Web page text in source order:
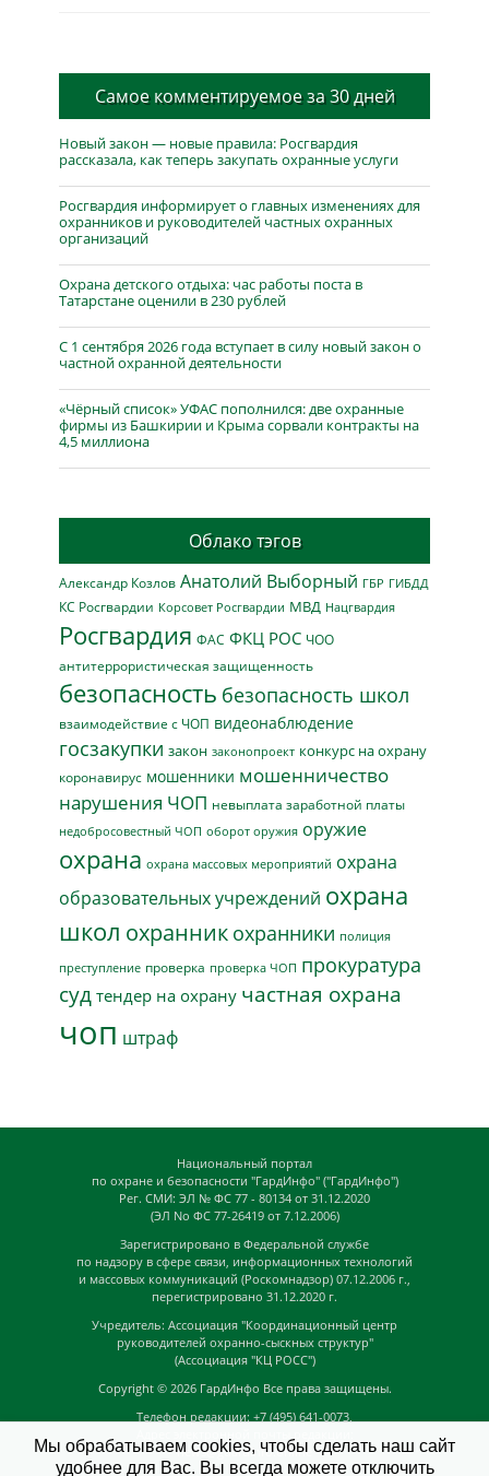
Самое комментируемое за 30 дней
Новый закон — новые правила: Росгвардия
рассказала, как теперь закупать охранные услуги
Росгвардия информирует о главных изменениях для
охранников и руководителей частных охранных
организаций
Охрана детского отдыха: час работы поста в
Татарстане оценили в 230 рублей
С 1 сентября 2026 года вступает в силу новый закон о
частной охранной деятельности
«Чёрный список» УФАС пополнился: две охранные
фирмы из Башкирии и Крыма сорвали контракты на
4,5 миллиона
Облако тэгов
Александр Козлов Анатолий Выборный ГБР ГИБДД
КС Росгвардии Корсовет Росгвардии МВД Нацгвардия
Росгвардия ФАС ФКЦ РОС ЧОО
антитеррористическая защищенность
безопасность безопасность школ
взаимодействие с ЧОП видеонаблюдение
госзакупки закон законопроект конкурс на охрану
коронавирус мошенники мошенничество
нарушения ЧОП невыплата заработной платы
недобросовестный ЧОП оборот оружия оружие
охрана охрана массовых мероприятий охрана
образовательных учреждений охрана
школ охранник охранники полиция
преступление проверка проверка ЧОП прокуратура
суд тендер на охрану частная охрана
чоп штраф
Национальный портал
по охране и безопасности "ГардИнфо" ("ГардИнфо")
Рег. СМИ: ЭЛ № ФС 77 - 80134 от 31.12.2020
(ЭЛ No ФС 77-26419 от 7.12.2006)
Зарегистрировано в Федеральной службе
по надзору в сфере связи, информационных технологий
и массовых коммуникаций (Роскомнадзор) 07.12.2006 г.,
перегистрировано 31.12.2020 г.
Учредитель: Ассоциация "Координационный центр
руководителей охранно-сыскных структур"
(Ассоциация "КЦ РОСС")
Copyright © 2026 ГардИнфо Все права защищены.
Телефон редакции: +7 (495) 641-0073,
news@guardinfo.online
Мы обрабатываем cookies, чтобы сделать наш сайт
удобнее для Вас. Вы всегда можете отключить